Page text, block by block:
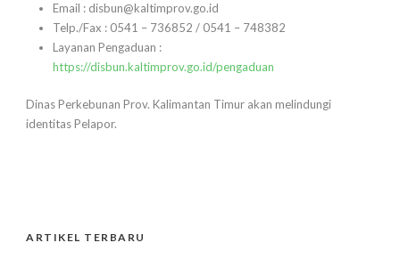
Email : disbun@kaltimprov.go.id
Telp./Fax : 0541 – 736852 / 0541 – 748382
Layanan Pengaduan :
https://disbun.kaltimprov.go.id/pengaduan
Dinas Perkebunan Prov. Kalimantan Timur akan melindungi
identitas Pelapor.
ARTIKEL TERBARU